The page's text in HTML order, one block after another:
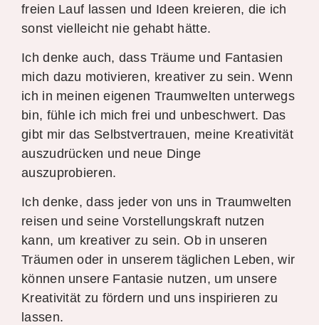
freien Lauf lassen und Ideen kreieren, die ich
sonst vielleicht nie gehabt hätte.
Ich denke auch, dass Träume und Fantasien
mich dazu motivieren, kreativer zu sein. Wenn
ich in meinen eigenen Traumwelten unterwegs
bin, fühle ich mich frei und unbeschwert. Das
gibt mir das Selbstvertrauen, meine Kreativität
auszudrücken und neue Dinge
auszuprobieren.
Ich denke, dass jeder von uns in Traumwelten
reisen und seine Vorstellungskraft nutzen
kann, um kreativer zu sein. Ob in unseren
Träumen oder in unserem täglichen Leben, wir
können unsere Fantasie nutzen, um unsere
Kreativität zu fördern und uns inspirieren zu
lassen.